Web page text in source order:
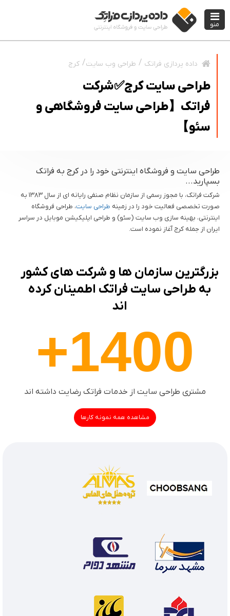
داده پردازی فراتک طراحی وب سایت کرج
طراحی سایت کرج✅شرکت
فراتک【طراحی سایت فروشگاهی و
سئو】
طراحی سایت و فروشگاه اینترنتی خود را در کرج به فراتک
بسپارید...
شرکت فراتک، با مجوز رسمی از سازمان نظام صنفی رایانه ای از سال ۱۳۸۳ به
صورت تخصصی فعالیت خود را در زمینه طراحی سایت، طراحی فروشگاه
اینترنتی، بهینه سازی وب سایت (سئو) و طراحی اپلیکیشن موبایل در سراسر
ایران از جمله کرج آغاز نموده است.
بزرگترین سازمان ها و شرکت های کشور
به طراحی سایت فراتک اطمینان کرده
اند
1400+
مشتری طراحی سایت از خدمات فراتک رضایت داشته اند
مشاهده همه نمونه کارها
منو